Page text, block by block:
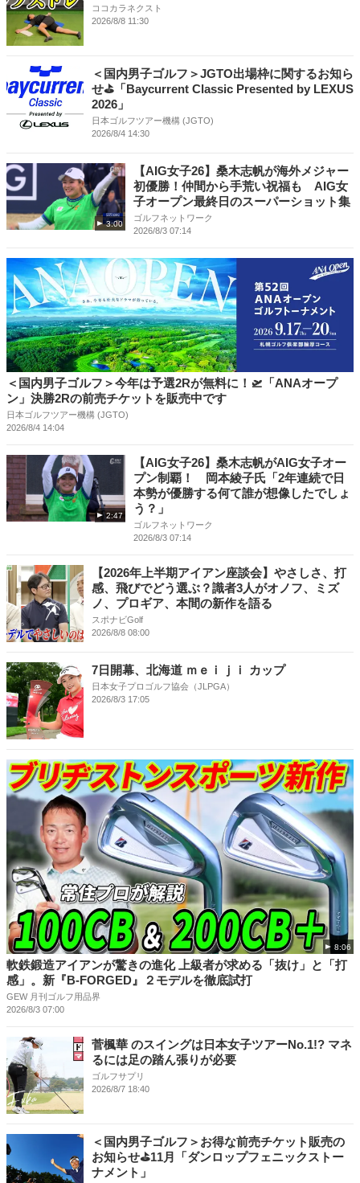
ココカラネクスト
2026/8/8 11:30
＜国内男子ゴルフ＞JGTO出場枠に関するお知ら
せ⛳「Baycurrent Classic Presented by LEXUS
2026」
日本ゴルフツアー機構 (JGTO)
2026/8/4 14:30
3:00
【AIG女子26】桑木志帆が海外メジャー
初優勝！仲間から手荒い祝福も AIG女
子オープン最終日のスーパーショット集
ゴルフネットワーク
2026/8/3 07:14
＜国内男子ゴルフ＞今年は予選2Rが無料に！🛫「ANAオープ
ン」決勝2Rの前売チケットを販売中です
日本ゴルフツアー機構 (JGTO)
2026/8/4 14:04
2:47
【AIG女子26】桑木志帆がAIG女子オー
プン制覇！ 岡本綾子氏「2年連続で日
本勢が優勝する何て誰が想像したでしょ
う？」
ゴルフネットワーク
2026/8/3 07:14
【2026年上半期アイアン座談会】やさしさ、打
感、飛びでどう選ぶ？識者3人がオノフ、ミズ
ノ、プロギア、本間の新作を語る
スポナビGolf
2026/8/8 08:00
7日開幕、北海道 ｍｅｉｊｉ カップ
日本女子プロゴルフ協会（JLPGA）
2026/8/3 17:05
8:06
軟鉄鍛造アイアンが驚きの進化 上級者が求める「抜け」と「打
感」。新『B-FORGED』２モデルを徹底試打
GEW 月刊ゴルフ用品界
2026/8/3 07:00
菅楓華 のスイングは日本女子ツアーNo.1!? マネ
るには足の踏ん張りが必要
ゴルフサプリ
2026/8/7 18:40
＜国内男子ゴルフ＞お得な前売チケット販売の
お知らせ⛳11月「ダンロップフェニックストー
ナメント」